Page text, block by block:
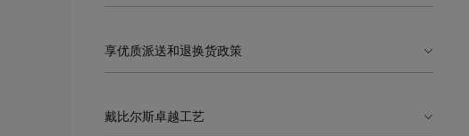
享优质派送和退换货政策
戴比尔斯卓越工艺